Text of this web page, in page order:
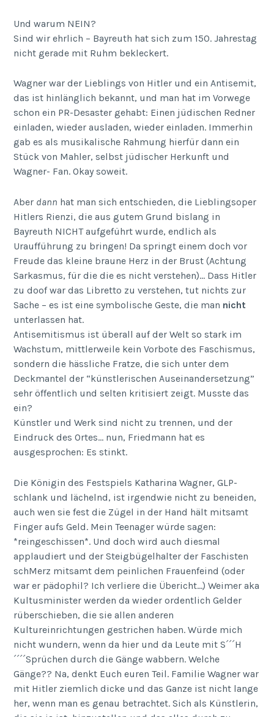
Und warum NEIN?
Sind wir ehrlich – Bayreuth hat sich zum 150. Jahrestag
nicht gerade mit Ruhm bekleckert.
Wagner war der Lieblings von Hitler und ein Antisemit,
das ist hinlänglich bekannt, und man hat im Vorwege
schon ein PR-Desaster gehabt: Einen jüdischen Redner
einladen, wieder ausladen, wieder einladen. Immerhin
gab es als musikalische Rahmung hierfür dann ein
Stück von Mahler, selbst jüdischer Herkunft und
Wagner- Fan. Okay soweit.
Aber dann hat man sich entschieden, die Lieblingsoper
Hitlers Rienzi, die aus gutem Grund bislang in
Bayreuth NICHT aufgeführt wurde, endlich als
Uraufführung zu bringen! Da springt einem doch vor
Freude das kleine braune Herz in der Brust (Achtung
Sarkasmus, für die die es nicht verstehen)… Dass Hitler
zu doof war das Libretto zu verstehen, tut nichts zur
Sache – es ist eine symbolische Geste, die man nicht
unterlassen hat.
Antisemitismus ist überall auf der Welt so stark im
Wachstum, mittlerweile kein Vorbote des Faschismus,
sondern die hässliche Fratze, die sich unter dem
Deckmantel der “künstlerischen Auseinandersetzung”
sehr öffentlich und selten kritisiert zeigt. Musste das
ein?
Künstler und Werk sind nicht zu trennen, und der
Eindruck des Ortes… nun, Friedmann hat es
ausgesprochen: Es stinkt.
Die Königin des Festspiels Katharina Wagner, GLP-
schlank und lächelnd, ist irgendwie nicht zu beneiden,
auch wen sie fest die Zügel in der Hand hält mitsamt
Finger aufs Geld. Mein Teenager würde sagen:
*reingeschissen*. Und doch wird auch diesmal
applaudiert und der Steigbügelhalter der Faschisten
schMerz mitsamt dem peinlichen Frauenfeind (oder
war er pädophil? Ich verliere die Übericht…) Weimer aka
Kultusminister werden da wieder ordentlich Gelder
rüberschieben, die sie allen anderen
Kultureinrichtungen gestrichen haben. Würde mich
nicht wundern, wenn da hier und da Leute mit S´´´H
´´´´Sprüchen durch die Gänge wabbern. Welche
Gänge?? Na, denkt Euch euren Teil. Familie Wagner war
mit Hitler ziemlich dicke und das Ganze ist nicht lange
her, wenn man es genau betrachtet. Sich als Künstlerin,